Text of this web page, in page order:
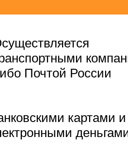
Почтой России
картами и